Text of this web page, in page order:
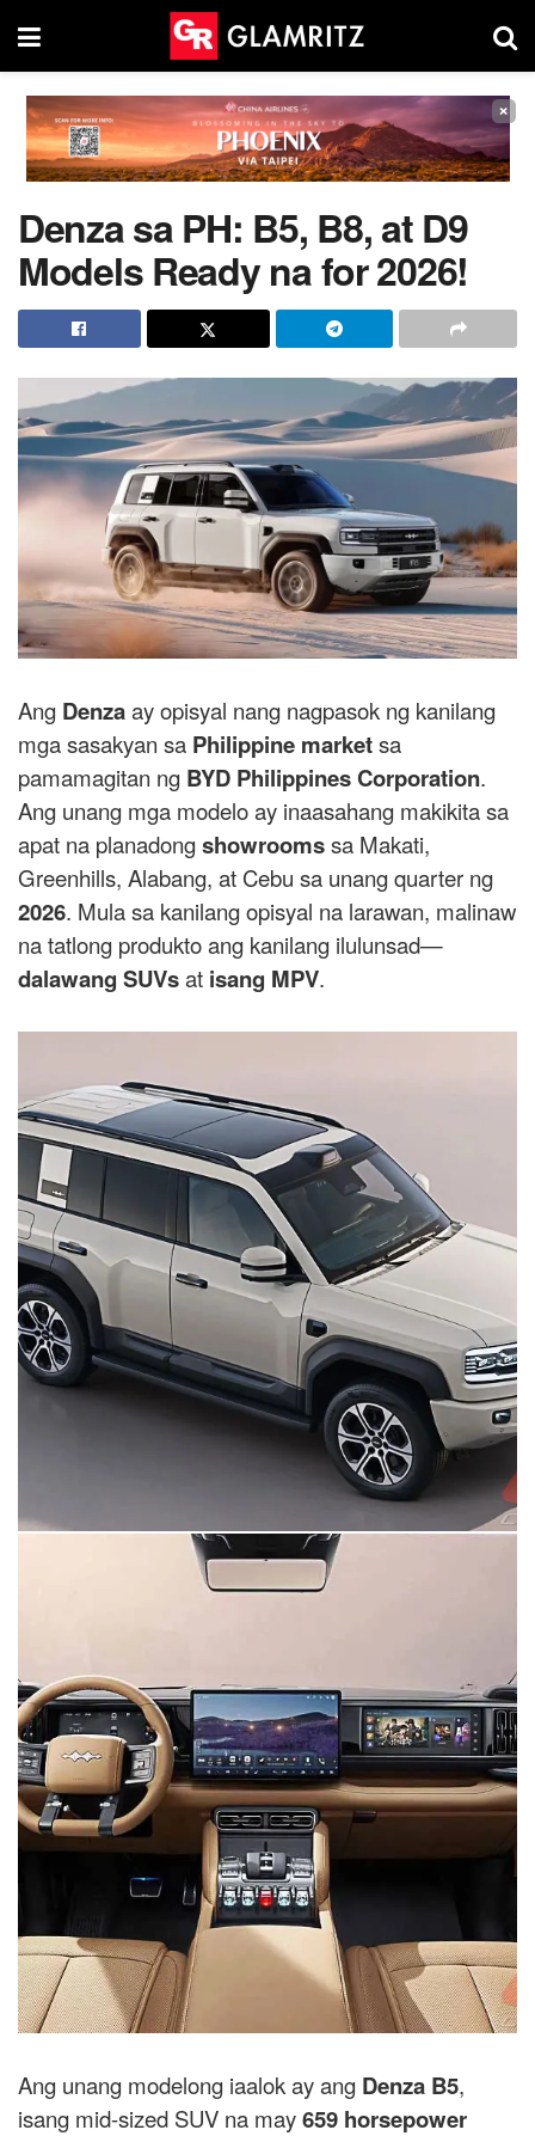
×
Denza sa PH: B5, B8, at D9
Models Ready na for 2026!
Ang Denzaay opisyal nang nagpasok ng kanilang
mga sasakyan sa Philippine marketsa
pamamagitan ng BYD Philippines Corporation.
Ang unang mga modelo ay inaasahang makikita sa
apat na planadongshowroomssa Makati,
Greenhills, Alabang, at Cebu sa unang quarter ng
2026. Mula sa kanilang opisyal na larawan, malinaw
na tatlong produkto ang kanilang ilulunsad—
dalawang SUVsat isang MPV.
Ang unang modelong iaalok ay ang Denza B5,
isang mid-sized SUV na may659 horsepower